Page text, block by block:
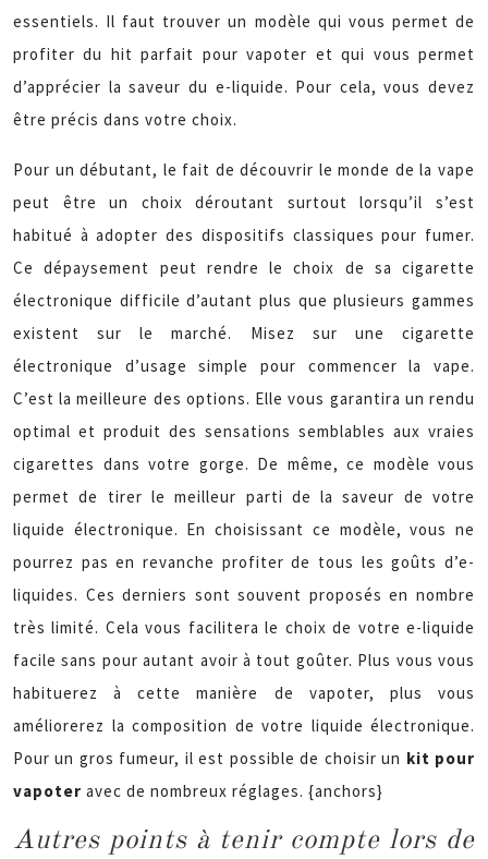
essentiels. Il faut trouver un modèle qui vous permet de
profiter du hit parfait pour vapoter et qui vous permet
d’apprécier la saveur du e-liquide. Pour cela, vous devez
être précis dans votre choix.
Pour un débutant, le fait de découvrir le monde de la vape
peut être un choix déroutant surtout lorsqu’il s’est
habitué à adopter des dispositifs classiques pour fumer.
Ce dépaysement peut rendre le choix de sa cigarette
électronique difficile d’autant plus que plusieurs gammes
existent sur le marché. Misez sur une cigarette
électronique d’usage simple pour commencer la vape.
C’est la meilleure des options. Elle vous garantira un rendu
optimal et produit des sensations semblables aux vraies
cigarettes dans votre gorge. De même, ce modèle vous
permet de tirer le meilleur parti de la saveur de votre
liquide électronique. En choisissant ce modèle, vous ne
pourrez pas en revanche profiter de tous les goûts d’e-
liquides. Ces derniers sont souvent proposés en nombre
très limité. Cela vous facilitera le choix de votre e-liquide
facile sans pour autant avoir à tout goûter. Plus vous vous
habituerez à cette manière de vapoter, plus vous
améliorerez la composition de votre liquide électronique.
Pour un gros fumeur, il est possible de choisir un kit pour
vapoter avec de nombreux réglages. {anchors}
Autres points à tenir compte lors de